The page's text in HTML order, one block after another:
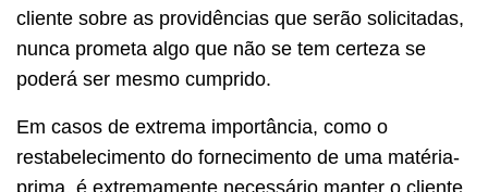
cliente sobre as providências que serão solicitadas,
nunca prometa algo que não se tem certeza se
poderá ser mesmo cumprido.
Em casos de extrema importância, como o
restabelecimento do fornecimento de uma matéria-
prima, é extremamente necessário manter o cliente